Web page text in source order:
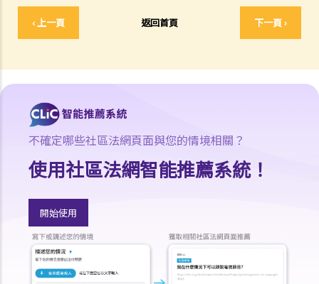
‹ 上一頁 返回首頁 下一頁 ›
C. 當票及總登記冊
D. 交回物品及未贖回物品
1. 貸款
A. 市場上有哪些主要的銀行貸款類型?
1. 用途條款
2. 先決條件
3. 陳述及保證
4. 契約及承諾
5. 利息
6. 收費、佣金及費用
不確定哪些社區法網頁面與您的情境相關？
使用社區法網智能推薦系統！
開始使用